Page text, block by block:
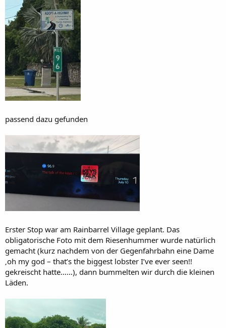
passend dazu gefunden
Erster Stop war am Rainbarrel Village geplant. Das
obligatorische Foto mit dem Riesenhummer wurde natürlich
gemacht (kurz nachdem von der Gegenfahrbahn eine Dame
‚oh my god – that’s the biggest lobster I’ve ever seen!!
gekreischt hatte……), dann bummelten wir durch die kleinen
Läden.